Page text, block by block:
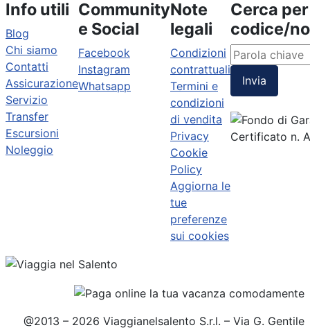
Info utili
Blog
Chi siamo
Contatti
Assicurazione
Servizio
Transfer
Escursioni
Noleggio
Community
e Social
Facebook
Instagram
Whatsapp
Note
legali
Condizioni
contrattuali
Termini e
condizioni
di vendita
Privacy
Cookie
Policy
Aggiorna le
tue
preferenze
sui cookies
Cerca per
codice/
Invia
Certificato n.
@2013 – 2026 Viaggianelsalento S.r.l. – Via G. Gentile